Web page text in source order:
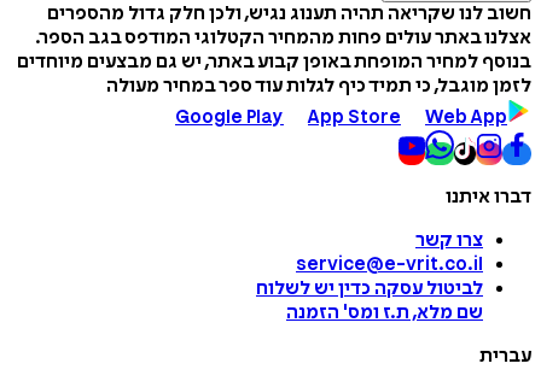
חשוב לנו שקריאה תהיה תענוג נגיש, ולכן חלק גדול מהספרים
אצלנו באתר עולים פחות מהמחיר הקטלוגי המודפס בגב הספר.
בנוסף למחיר המופחת באופן קבוע באתר, יש גם מבצעים מיוחדים
לזמן מוגבל, כי תמיד כיף לגלות עוד ספר במחיר מעולה
Google Play
App Store Web App
דברו איתנו
צרו קשר
service@e-vrit.co.il
לביטול עסקה כדין יש לשלוח
שם מלא, ת.ז ומס' הזמנה
עברית